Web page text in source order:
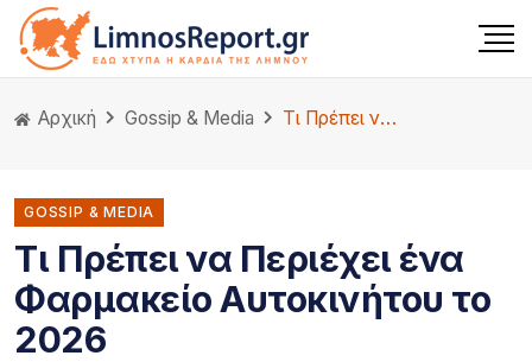
Αρχική Gossip & Media Τι Πρέπει να Περιέχει ένα Φαρμακείο Αυτοκινήτου το 2026
GOSSIP & MEDIA
Τι Πρέπει να Περιέχει ένα
Φαρμακείο Αυτοκινήτου το
2026